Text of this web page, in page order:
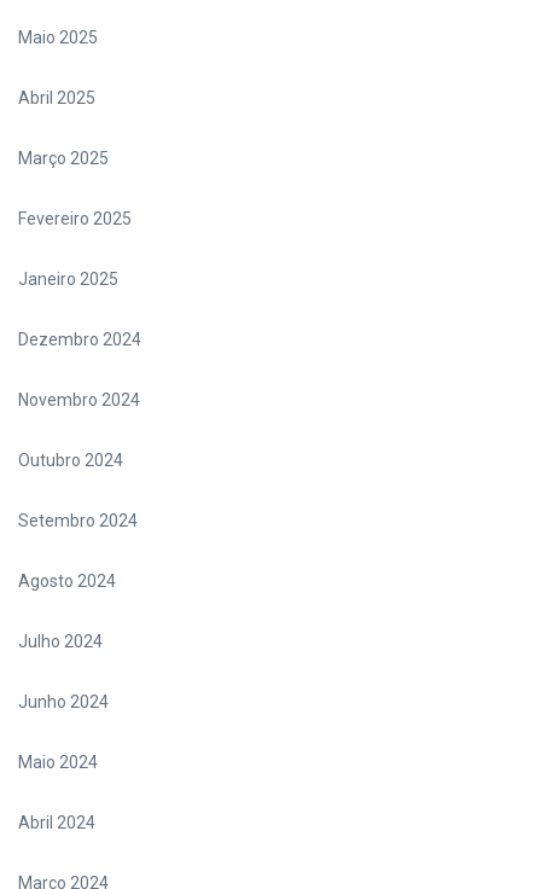
Maio 2025
Abril 2025
Março 2025
Fevereiro 2025
Janeiro 2025
Dezembro 2024
Novembro 2024
Outubro 2024
Setembro 2024
Agosto 2024
Julho 2024
Junho 2024
Maio 2024
Abril 2024
Março 2024